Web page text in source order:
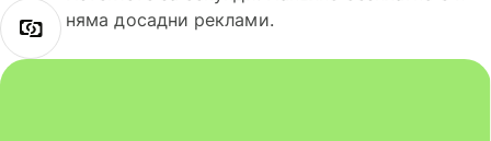
няма досадни реклами.